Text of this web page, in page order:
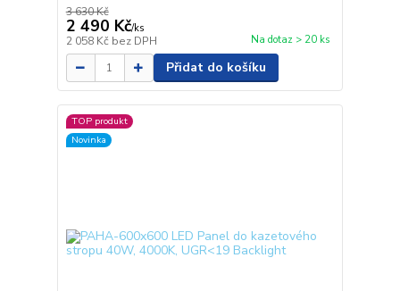
3 630 Kč
2 490 Kč/ks
2 058 Kč bez DPH Na dotaz > 20 ks
Přidat do košíku
TOP produkt
Novinka